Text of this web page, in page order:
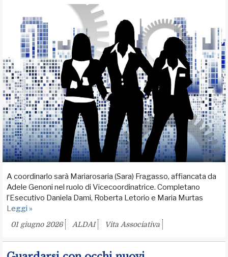
A coordinarlo sarà Mariarosaria (Sara) Fragasso, affiancata da
Adele Genoni nel ruolo di Vicecoordinatrice. Completano
l’Esecutivo Daniela Dami, Roberta Letorio e Maria Murtas
Leggi »
01 giugno 2026 ALDAI Vita Associativa